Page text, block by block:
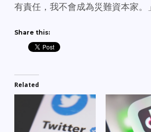
有責任，我不會成為災難資本家。」
Share this:
Related